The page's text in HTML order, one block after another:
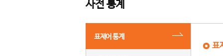
사전 통계
표제어 통계
표